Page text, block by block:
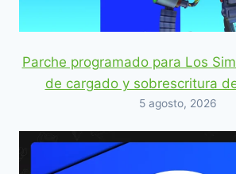
Parche programado para Los
de cargado y sobrescritura
5 agosto, 2026